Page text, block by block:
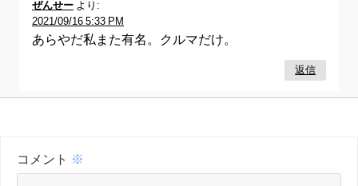
ぜんせー より:
2021/09/16 5:33 PM
あらやだ私また有名。クルマだけ。
返信
コメント ※